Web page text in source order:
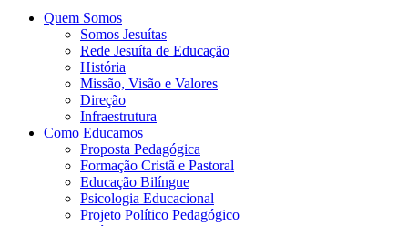
Quem Somos
Somos Jesuítas
Rede Jesuíta de Educação
História
Missão, Visão e Valores
Direção
Infraestrutura
Como Educamos
Proposta Pedagógica
Formação Cristã e Pastoral
Educação Bilíngue
Psicologia Educacional
Projeto Político Pedagógico